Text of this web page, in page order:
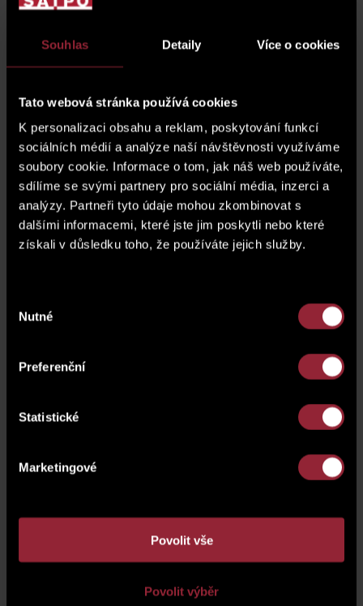
Souhlas Detaily Více o cookies
Tato webová stránka používá cookies
K personalizaci obsahu a reklam, poskytování funkcí
sociálních médií a analýze naší návštěvnosti využíváme
soubory cookie. Informace o tom, jak náš web používáte,
sdílíme se svými partnery pro sociální média, inzerci a
analýzy. Partneři tyto údaje mohou zkombinovat s
dalšími informacemi, které jste jim poskytli nebo které
získali v důsledku toho, že používáte jejich služby.
souhlasu
Nutné
Preferenční
Statistické
Marketingové
Povolit vše
Povolit výběr
08 terasa
09 terasa se zelení
sklep SK02.15
parkovací stání G.02.33
* Cena jednotky nezahrnuje parkovací stání.
plánek podlaží